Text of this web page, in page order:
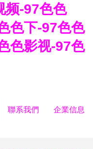
频-97色色
色下-97色色
色影视-97色
聯系我們 企業信息